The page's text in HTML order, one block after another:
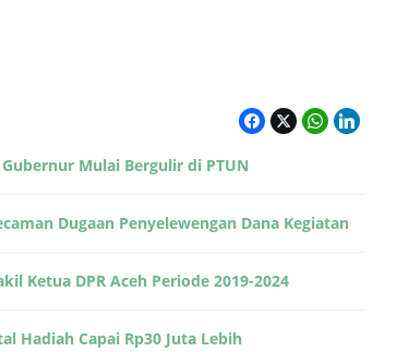
Mulai Bergulir di PTUN
Dugaan Penyelewengan Dana Kegiatan
Ketua DPR Aceh Periode 2019-2024
Hadiah Capai Rp30 Juta Lebih